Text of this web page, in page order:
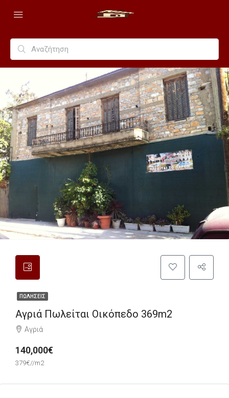
ΠΩΛΉΣΕΙΣ
Αγριά Πωλείται Οικόπεδο 369m2
Αγριά
140,000€
379€//m2